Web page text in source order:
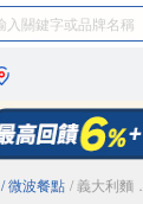
/ 微波餐點 / 義大利麵